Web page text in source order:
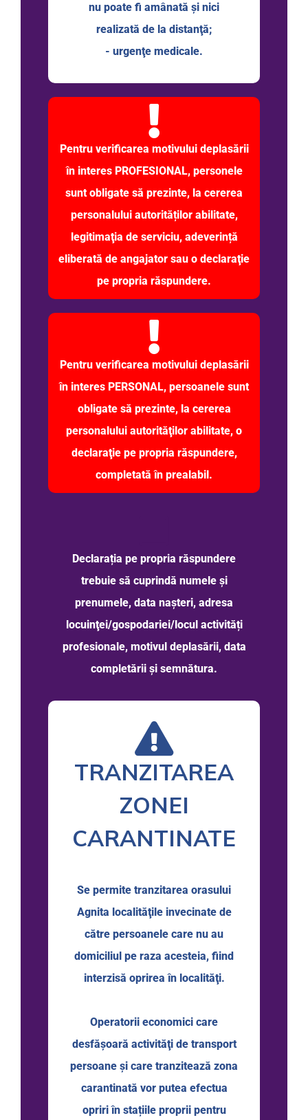
nu poate fi amânată şi nici
realizată de la distanţă;
- urgenţe medicale.
Pentru verificarea motivului deplasării
în interes PROFESIONAL, personele
sunt obligate să prezinte, la cererea
personalului autorităților abilitate,
legitimaţia de serviciu, adeverință
eliberată de angajator sau o declaraţie
pe propria răspundere.
Pentru verificarea motivului deplasării
în interes PERSONAL, persoanele sunt
obligate să prezinte, la cererea
personalului autorităţilor abilitate, o
declaraţie pe propria răspundere,
completată în prealabil.
Declarația pe propria răspundere
trebuie să cuprindă numele şi
prenumele, data nașteri, adresa
locuinţei/gospodariei/locul activități
profesionale, motivul deplasării, data
completării şi semnătura.
TRANZITAREA
ZONEI
CARANTINATE
Se permite tranzitarea orasului
Agnita localităţile invecinate de
către persoanele care nu au
domiciliul pe raza acesteia, fiind
interzisă oprirea în localităţi.
Operatorii economici care
desfășoară activităţi de transport
persoane şi care tranzitează zona
carantinată vor putea efectua
opriri în stațiile proprii pentru